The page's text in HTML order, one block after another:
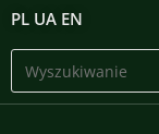
PL UA EN